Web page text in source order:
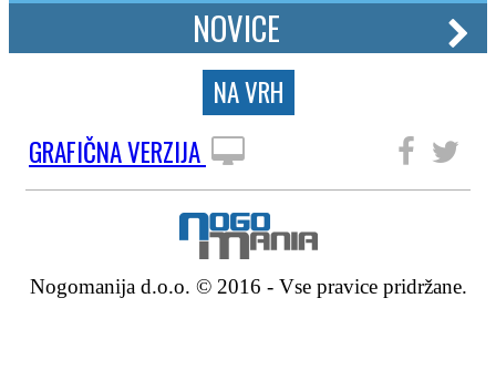
NOVICE
NA VRH
GRAFIČNA VERZIJA
Nogomanija d.o.o. © 2016 - Vse pravice pridržane.